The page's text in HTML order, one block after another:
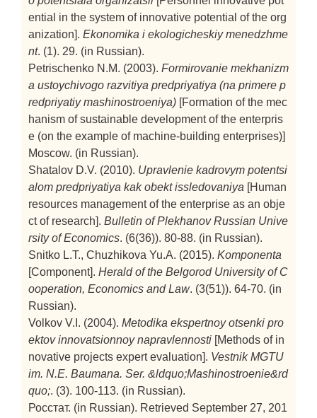
ential in the system of innovative potential of the org
anization]. Ekonomika i ekologicheskiy menedzhme
nt. (1). 29. (in Russian).
Petrischenko N.M. (2003). Formirovanie mekhanizm
a ustoychivogo razvitiya predpriyatiya (na primere p
redpriyatiy mashinostroeniya) [Formation of the mec
hanism of sustainable development of the enterpris
e (on the example of machine-building enterprises)]
Moscow. (in Russian).
Shatalov D.V. (2010). Upravlenie kadrovym potentsi
alom predpriyatiya kak obekt issledovaniya [Human
resources management of the enterprise as an obje
ct of research]. Bulletin of Plekhanov Russian Unive
rsity of Economics. (6(36)). 80-88. (in Russian).
Snitko L.T., Chuzhikova Yu.A. (2015). Komponenta
[Component]. Herald of the Belgorod University of C
ooperation, Economics and Law. (3(51)). 64-70. (in
Russian).
Volkov V.I. (2004). Metodika ekspertnoy otsenki pro
ektov innovatsionnoy napravlennosti [Methods of in
novative projects expert evaluation]. Vestnik MGTU
im. N.E. Baumana. Ser. &ldquo;Mashinostroenie&rd
quo;. (3). 100-113. (in Russian).
Росстат. (in Russian). Retrieved September 27, 201